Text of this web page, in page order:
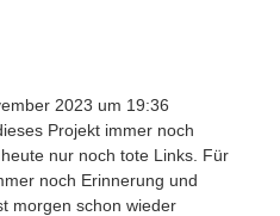
2023 um 19:36
Projekt immer noch
nur noch tote Links. Für
noch Erinnerung und
morgen schon wieder